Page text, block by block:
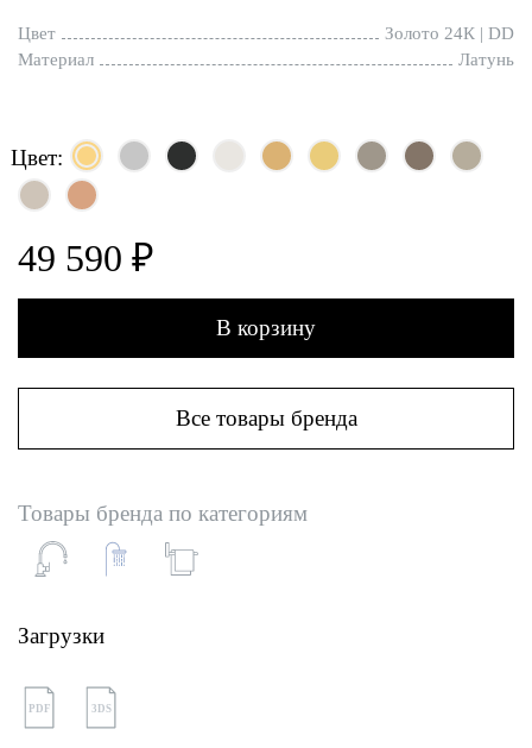
Цвет
Золото 24К | DD
Материал
Латунь
Цвет:
49 590 ₽
В корзину
Все товары бренда
Товары бренда по категориям
Загрузки
PDF 3DS